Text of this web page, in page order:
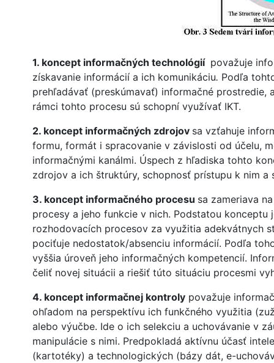
1. koncept informačných technológií považuje
získavanie informácií a ich komunikáciu. Podľa
prehľadávať (preskúmavať) informačné
rámci tohto procesu sú schopní využívať IKT.
2. koncept informačných zdrojov sa vzťahuje
formu, formát i spracovanie v závislosti od účelu,
informačnými kanálmi. Úspech z hľadiska tohto
zdrojov a ich štruktúry, schopnosť prístupu k nim
3. koncept informačného procesu sa zameriava
procesy a jeho funkcie v nich. Podstatou konceptu
rozhodovacích procesov za využitia adekvátnych
pociťuje nedostatok/absenciu informácií. Podľa
vyššia úroveň jeho informačných kompetencií.
čeliť novej situácii a riešiť túto situáciu procesmi
4. koncept informačnej kontroly považuje
ohľadom na perspektívu ich funkčného využitia
alebo výučbe. Ide o ich selekciu a uchovávanie v
manipulácie s nimi. Predpokladá aktívnu účasť
(kartotéky) a technologických (bázy dát, e-